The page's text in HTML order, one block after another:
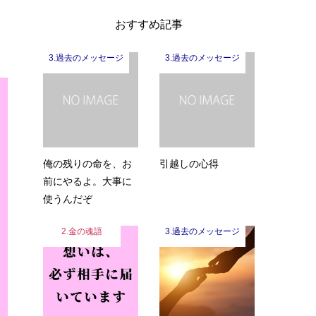
おすすめ記事
3.過去のメッセージ
俺の残りの命を、お
前にやるよ。大事に
使うんだぞ
3.過去のメッセージ
引越しの心得
2.金の魂語 3.過去のメッセージ